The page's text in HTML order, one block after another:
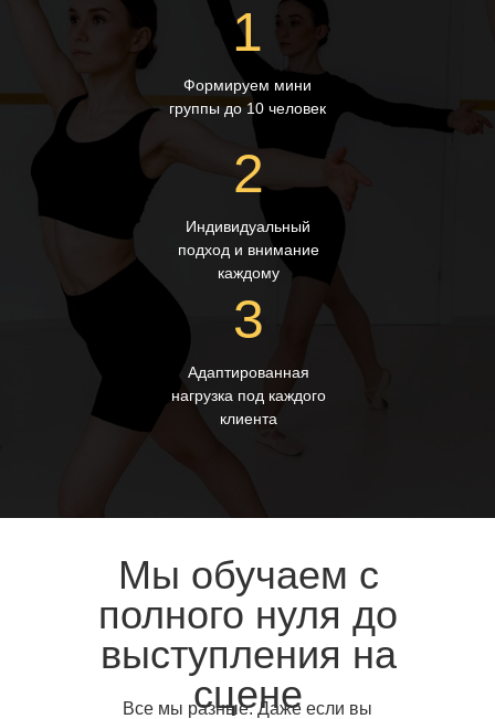
1
Формируем мини
группы до 10 человек
2
Индивидуальный
подход и внимание
каждому
3
Адаптированная
нагрузка под каждого
клиента
Мы обучаем с
полного нуля до
выступления на
сцене
Все мы разные.
Все мы разные. Даже если вы